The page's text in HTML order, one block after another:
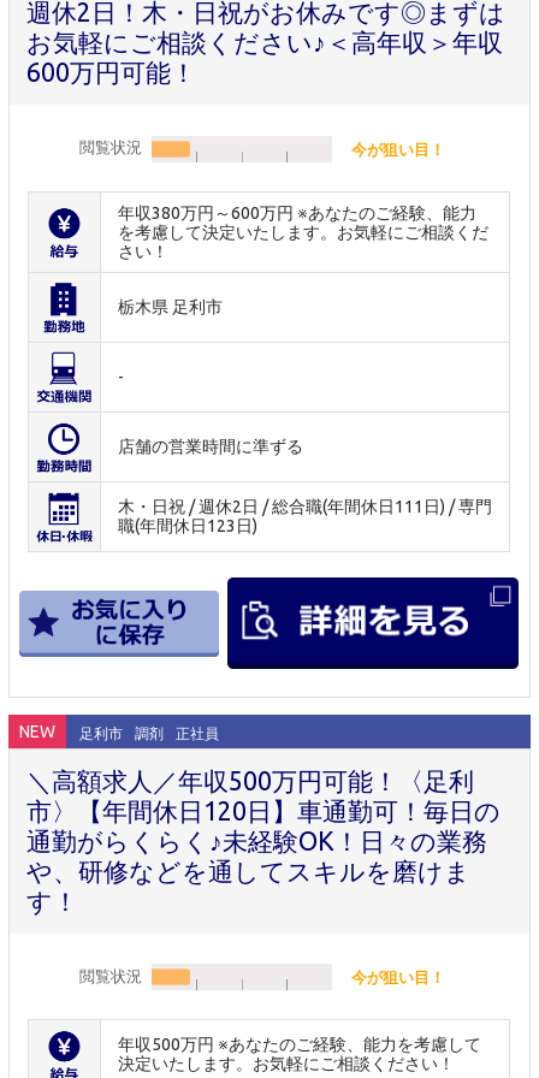
週休2日！木・日祝がお休みです◎まずは
お気軽にご相談ください♪＜高年収＞年収
600万円可能！
閲覧状況 今が狙い目！
年収380万円～600万円 ※あなたのご経験、能力
を考慮して決定いたします。お気軽にご相談くだ
さい！
栃木県 足利市
-
店舗の営業時間に準ずる
木・日祝 / 週休2日 / 総合職(年間休日111日) / 専門
職(年間休日123日)
NEW 足利市 調剤 正社員
＼高額求人／年収500万円可能！〈足利
市〉【年間休日120日】車通勤可！毎日の
通勤がらくらく♪未経験OK！日々の業務
や、研修などを通してスキルを磨けま
す！
閲覧状況 今が狙い目！
年収500万円 ※あなたのご経験、能力を考慮して
決定いたします。お気軽にご相談ください！